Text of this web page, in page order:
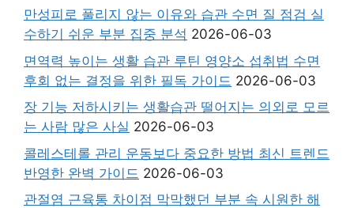
만성피로 풀리지 않는 이유와 습관 수면 질 점검 실
수하기 쉬운 부분 집중 분석 2026-06-03
면역력 높이는 생활 습관 루틴 영양소 섭취법 수면
후회 없는 결정을 위한 필독 가이드 2026-06-03
장 기능 저하시키는 생활습관 떨어지는 의외로 모르
는 사람 많은 사실 2026-06-03
콜레스테롤 관리 운동보다 중요한 방법 최신 트렌드
반영한 완벽 가이드 2026-06-03
관절염 근육통 차이점 막막했던 부분 속 시원한 해